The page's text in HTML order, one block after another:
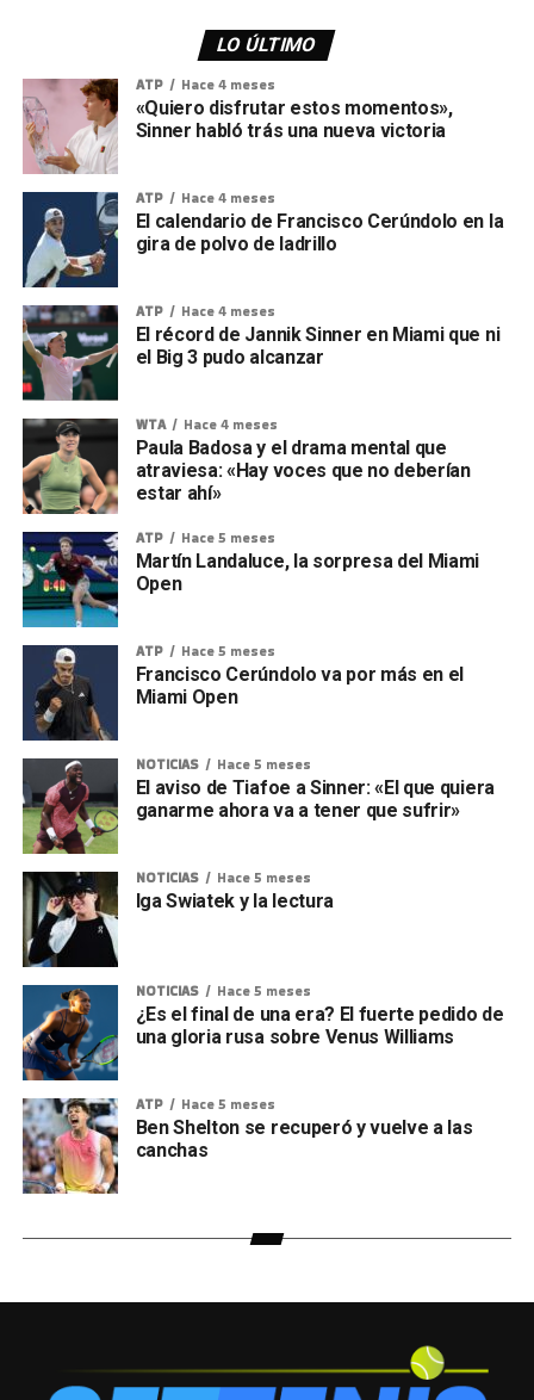
LO ÚLTIMO
ATP Hace 4 meses
«Quiero disfrutar estos momentos»,
Sinner habló trás una nueva victoria
ATP Hace 4 meses
El calendario de Francisco Cerúndolo en la
gira de polvo de ladrillo
ATP Hace 4 meses
El récord de Jannik Sinner en Miami que ni
el Big 3 pudo alcanzar
WTA Hace 4 meses
Paula Badosa y el drama mental que
atraviesa: «Hay voces que no deberían
estar ahí»
ATP Hace 5 meses
Martín Landaluce, la sorpresa del Miami
Open
ATP Hace 5 meses
Francisco Cerúndolo va por más en el
Miami Open
NOTICIAS Hace 5 meses
El aviso de Tiafoe a Sinner: «El que quiera
ganarme ahora va a tener que sufrir»
NOTICIAS Hace 5 meses
Iga Swiatek y la lectura
NOTICIAS Hace 5 meses
¿Es el final de una era? El fuerte pedido de
una gloria rusa sobre Venus Williams
ATP Hace 5 meses
Ben Shelton se recuperó y vuelve a las
canchas